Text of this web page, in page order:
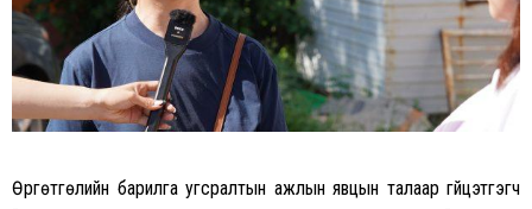
Өргөтгөлийн барилга угсралтын ажлын явцын талаар гүйцэтгэгч